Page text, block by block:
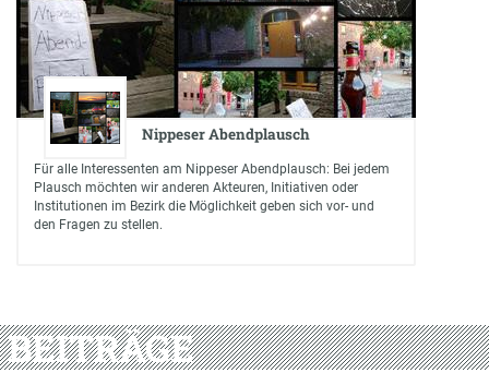
Nippeser Abendplausch
Für alle Interessenten am Nippeser Abendplausch: Bei jedem
Plausch möchten wir anderen Akteuren, Initiativen oder
Institutionen im Bezirk die Möglichkeit geben sich vor- und
den Fragen zu stellen.
BEITRÄGE